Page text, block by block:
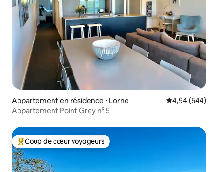
Appartement en résidence ⋅ Lorne Évaluation
4,94 (544)
Appartement Point Grey n° 5
Coups de cœur voyageurs les plus appréciés
Coup de cœur voyageurs